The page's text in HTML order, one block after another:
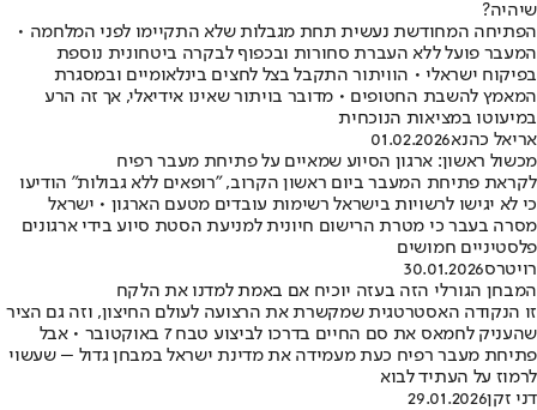
שיהיה?
הפתיחה המחודשת נעשית תחת מגבלות שלא התקיימו לפני המלחמה •
המעבר פועל ללא העברת סחורות ובכפוף לבקרה ביטחונית נוספת
בפיקוח ישראלי • הוויתור התקבל בצל לחצים בינלאומיים ובמסגרת
המאמץ להשבת החטופים • מדובר בויתור שאינו אידיאלי, אך זה הרע
במיעוטו במציאות הנוכחית
אריאל כהנא01.02.2026
מכשול ראשון: ארגון הסיוע שמאיים על פתיחת מעבר רפיח
לקראת פתיחת המעבר ביום ראשון הקרוב, "רופאים ללא גבולות" הודיעו
כי לא יגישו לרשויות בישראל רשימות עובדים מטעם הארגון • ישראל
מסרה בעבר כי מטרת הרישום חיונית למניעת הסטת סיוע בידי ארגונים
פלסטיניים חמושים
רויטרס30.01.2026
המבחן הגורלי הזה בעזה יוכיח אם באמת למדנו את הלקח
זו הנקודה האסטרטגית שמקשרת את הרצועה לעולם החיצון, וזה גם הציר
שהעניק לחמאס את סם החיים בדרכו לביצוע טבח 7 באוקטובר • אבל
פתיחת מעבר רפיח כעת מעמידה את מדינת ישראל במבחן גדול – שעשוי
לרמוז על העתיד לבוא
דני זקן29.01.2026